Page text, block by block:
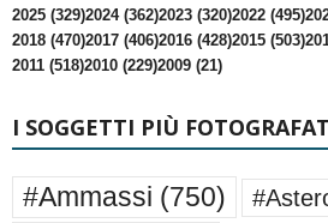
2025 (329)2024 (362)2023 (320)2022 (495)
2018 (470)2017 (406)2016 (428)2015 (503)
2011 (518)2010 (229)2009 (21)
I SOGGETTI PIÙ
#Ammassi (750)